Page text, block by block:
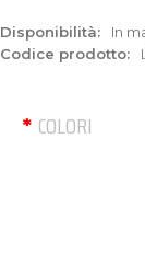
Disponibilità:
In
Codice prodotto:
COLORI